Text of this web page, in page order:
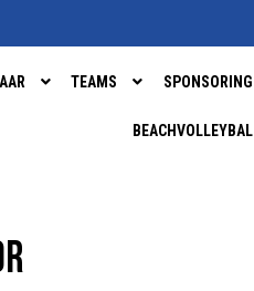
TEAMS SPONSORING
BEACHVOLLEYBAL